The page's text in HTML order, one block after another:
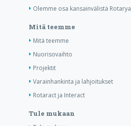
Olemme osa kansainvälistä Rotarya
Mitä teemme
Mitä teemme
Nuorisovaihto
Projektit
Varainhankinta ja lahjoitukset
Rotaract ja Interact
Tule mukaan